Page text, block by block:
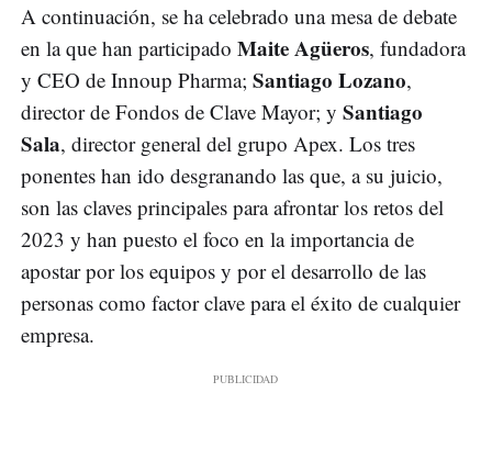
A continuación, se ha celebrado una mesa de debate
en la que han participado Maite Agüeros, fundadora
y CEO de Innoup Pharma; Santiago Lozano,
director de Fondos de Clave Mayor; y Santiago
Sala, director general del grupo Apex. Los tres
ponentes han ido desgranando las que, a su juicio,
son las claves principales para afrontar los retos del
2023 y han puesto el foco en la importancia de
apostar por los equipos y por el desarrollo de las
personas como factor clave para el éxito de cualquier
empresa.